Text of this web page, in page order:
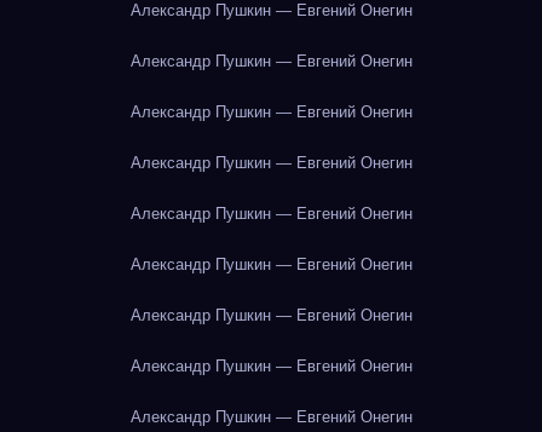
Александр Пушкин — Евгений Онегин
Александр Пушкин — Евгений Онегин
Александр Пушкин — Евгений Онегин
Александр Пушкин — Евгений Онегин
Александр Пушкин — Евгений Онегин
Александр Пушкин — Евгений Онегин
Александр Пушкин — Евгений Онегин
Александр Пушкин — Евгений Онегин
Александр Пушкин — Евгений Онегин